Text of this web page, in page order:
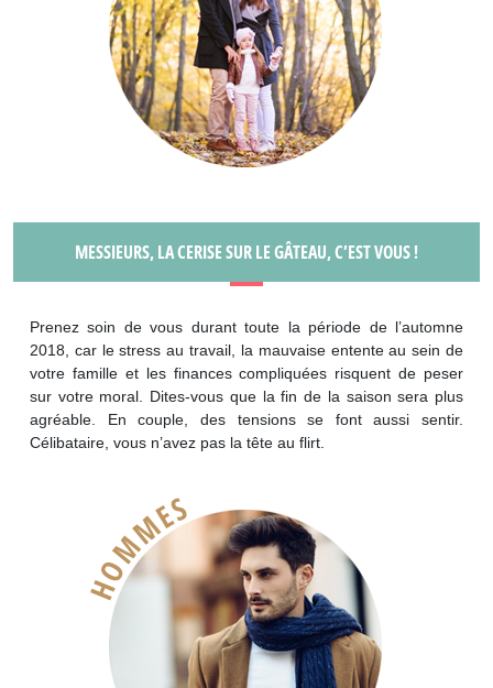
MESSIEURS, LA CERISE SUR LE GÂTEAU, C’EST VOUS !
Prenez soin de vous durant toute la période de l’automne
2018, car le stress au travail, la mauvaise entente au sein de
votre famille et les finances compliquées risquent de peser
sur votre moral. Dites-vous que la fin de la saison sera plus
agréable. En couple, des tensions se font aussi sentir.
Célibataire, vous n’avez pas la tête au flirt.